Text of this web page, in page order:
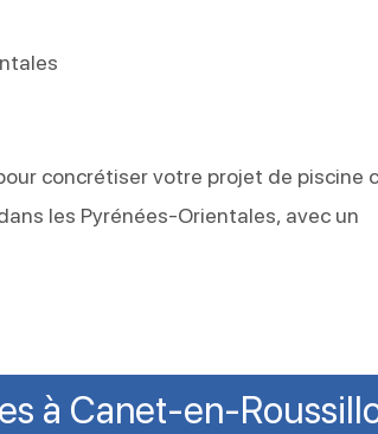
concrétiser votre projet de piscine
les Pyrénées-Orientales, avec un
à Canet-en-